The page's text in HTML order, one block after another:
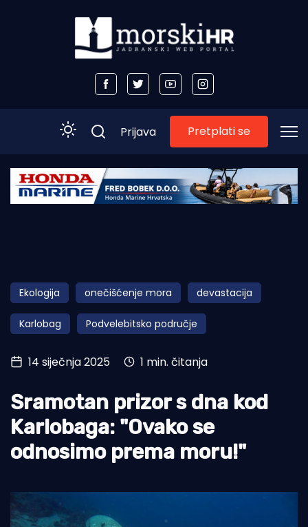
Početna
Obala
Otoci
Turizam i nautika
Pomorstvo
Ekologija
Tradicija i kultura
Prijava Pretplati se
Ekologija onečišćenje mora devastacija
Karlobag Podvelebitsko područje
14 siječnja 2025 1 min. čitanja
Sramotan prizor s dna kod
Karlobaga: "Ovako se
odnosimo prema moru!"